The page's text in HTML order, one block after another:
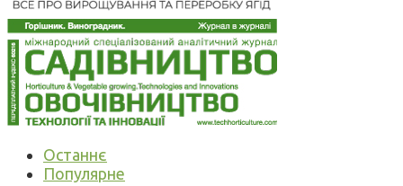
Останнє
Популярне